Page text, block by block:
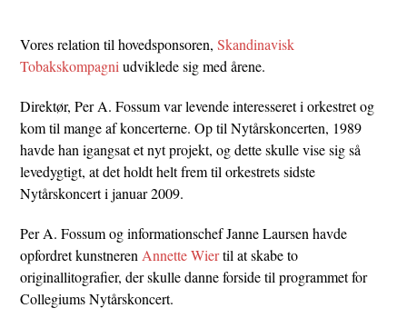
Vores relation til hovedsponsoren,Skandinavisk
Tobakskompagniudviklede sig med årene.
Direktør, Per A. Fossum var levende interesseret i orkestret og
kom til mange af koncerterne. Op til Nytårskoncerten, 1989
havde han igangsat et nyt projekt, og dette skulle vise sig så
levedygtigt, at det holdt helt frem til orkestrets sidste
Nytårskoncert i januar 2009.
Per A. Fossum og informationschef Janne Laursen havde
opfordret kunstnerenAnnette Wiertil at skabe to
originallitografier, der skulle danne forside til programmet for
Collegiums Nytårskoncert.